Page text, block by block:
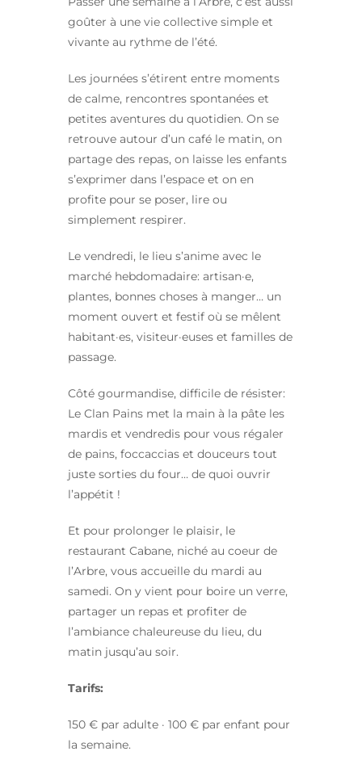
goûter à une vie collective simple et
vivante au rythme de l’été.
Les journées s’étirent entre moments
de calme, rencontres spontanées et
petites aventures du quotidien. On se
retrouve autour d’un café le matin, on
partage des repas, on laisse les enfants
s’exprimer dans l’espace et on en
profite pour se poser, lire ou
simplement respirer.
Le vendredi, le lieu s’anime avec le
marché hebdomadaire: artisan·e,
plantes, bonnes choses à manger… un
moment ouvert et festif où se mêlent
habitant·es, visiteur·euses et familles de
passage.
Côté gourmandise, difficile de résister:
Le Clan Pains met la main à la pâte les
mardis et vendredis pour vous régaler
de pains, foccaccias et douceurs tout
juste sorties du four… de quoi ouvrir
l’appétit !
Et pour prolonger le plaisir, le
restaurant Cabane, niché au coeur de
l’Arbre, vous accueille du mardi au
samedi. On y vient pour boire un verre,
partager un repas et profiter de
l’ambiance chaleureuse du lieu, du
matin jusqu’au soir.
Tarifs:
150 € par adulte · 100 € par enfant pour
la semaine.